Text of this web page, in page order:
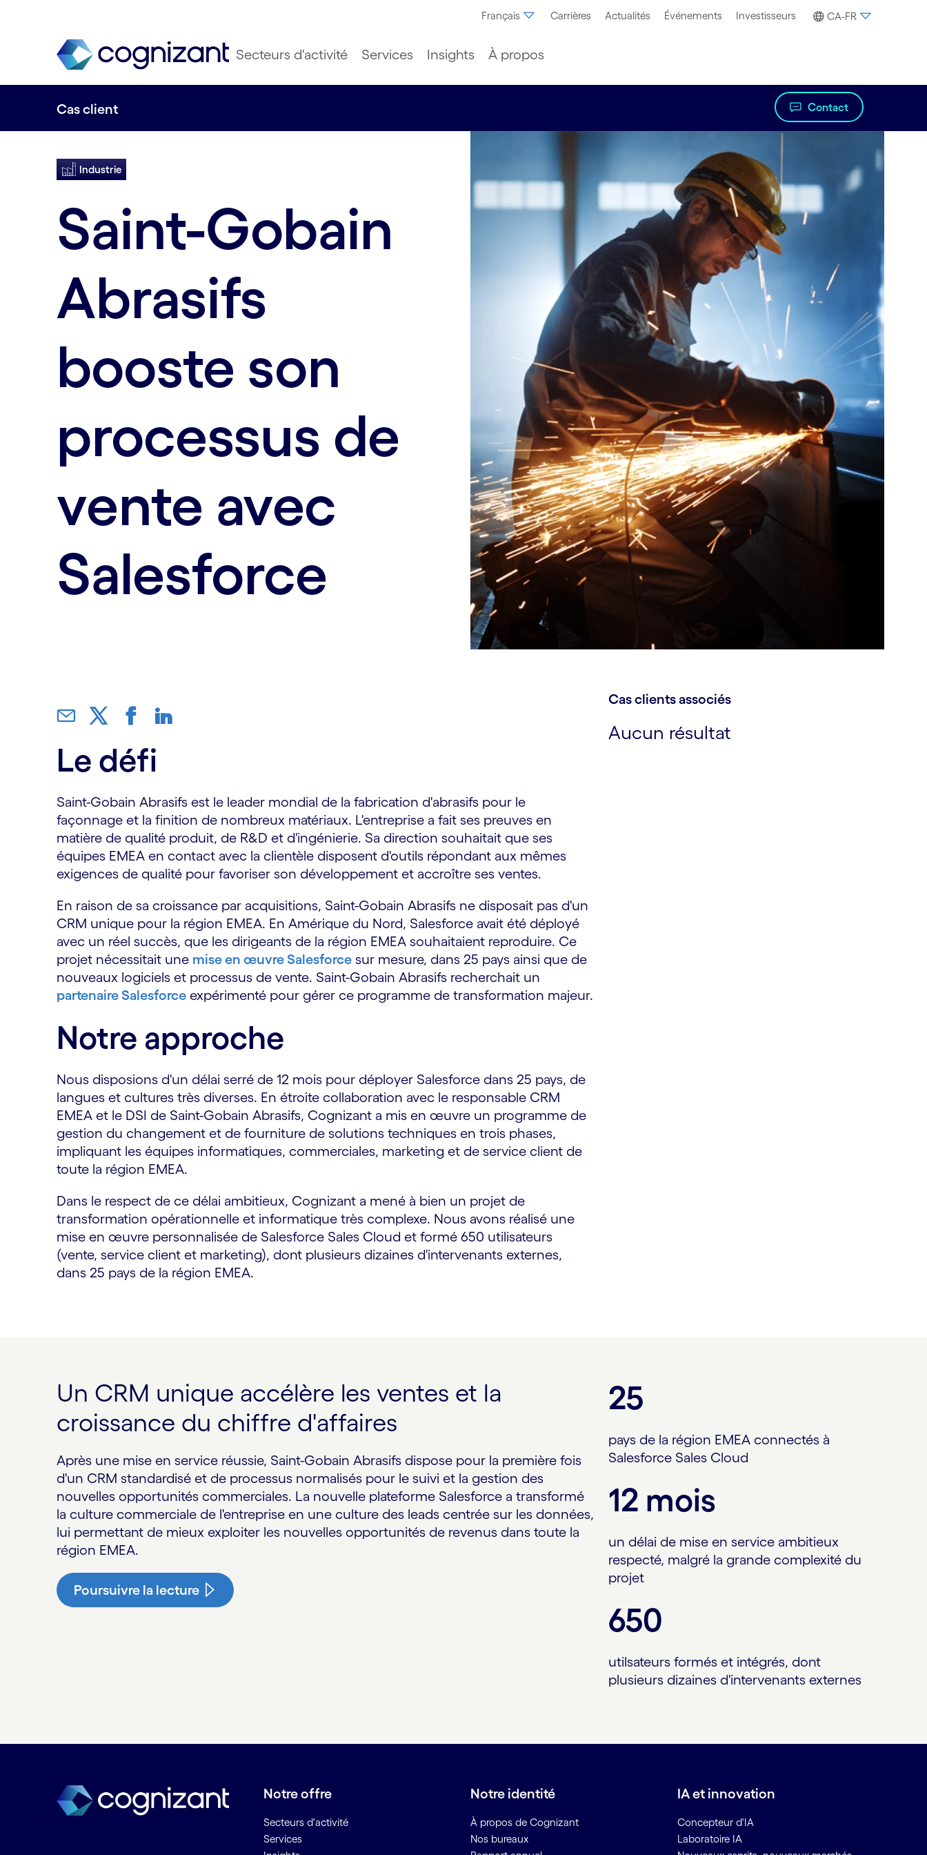
Français Carrières Actualités Événements Investisseurs CA-FR
Secteurs d'activité Services Insights À propos
Cas client Contact
Industrie
Saint-Gobain
Abrasifs
booste son
processus de
vente avec
Salesforce
Le défi
Saint-Gobain Abrasifs est le leader mondial de la fabrication d'abrasifs pour le
façonnage et la finition de nombreux matériaux. L'entreprise a fait ses preuves en
matière de qualité produit, de R&D et d'ingénierie. Sa direction souhaitait que ses
équipes EMEA en contact avec la clientèle disposent d'outils répondant aux mêmes
exigences de qualité pour favoriser son développement et accroître ses ventes.
En raison de sa croissance par acquisitions, Saint-Gobain Abrasifs ne disposait pas d'un
CRM unique pour la région EMEA. En Amérique du Nord, Salesforce avait été déployé
avec un réel succès, que les dirigeants de la région EMEA souhaitaient reproduire. Ce
projet nécessitait une mise en œuvre Salesforce sur mesure, dans 25 pays ainsi que de
nouveaux logiciels et processus de vente. Saint-Gobain Abrasifs recherchait un
partenaire Salesforce expérimenté pour gérer ce programme de transformation majeur.
Notre approche
Nous disposions d'un délai serré de 12 mois pour déployer Salesforce dans 25 pays, de
langues et cultures très diverses. En étroite collaboration avec le responsable CRM
EMEA et le DSI de Saint-Gobain Abrasifs, Cognizant a mis en œuvre un programme de
gestion du changement et de fourniture de solutions techniques en trois phases,
impliquant les équipes informatiques, commerciales, marketing et de service client de
toute la région EMEA.
Dans le respect de ce délai ambitieux, Cognizant a mené à bien un projet de
transformation opérationnelle et informatique très complexe. Nous avons réalisé une
mise en œuvre personnalisée de Salesforce Sales Cloud et formé 650 utilisateurs
(vente, service client et marketing), dont plusieurs dizaines d'intervenants externes,
dans 25 pays de la région EMEA.
Cas clients associés
Aucun résultat
Un CRM unique accélère les ventes et la
croissance du chiffre d'affaires
Après une mise en service réussie, Saint-Gobain Abrasifs dispose pour la première fois
d'un CRM standardisé et de processus normalisés pour le suivi et la gestion des
nouvelles opportunités commerciales. La nouvelle plateforme Salesforce a transformé
la culture commerciale de l'entreprise en une culture des leads centrée sur les données,
lui permettant de mieux exploiter les nouvelles opportunités de revenus dans toute la
région EMEA.
Poursuivre la lecture
25
pays de la région EMEA connectés à
Salesforce Sales Cloud
12 mois
un délai de mise en service ambitieux
respecté, malgré la grande complexité du
projet
650
utilsateurs formés et intégrés, dont
plusieurs dizaines d'intervenants externes
Notre offre
Secteurs d'activité
Services
Notre identité
À propos de Cognizant
Nos bureaux
IA et innovation
Concepteur d'IA
Laboratoire IA